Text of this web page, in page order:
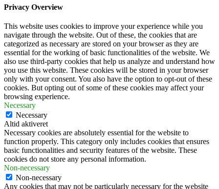
Privacy Overview
This website uses cookies to improve your experience while you
navigate through the website. Out of these, the cookies that are
categorized as necessary are stored on your browser as they are
essential for the working of basic functionalities of the website. We
also use third-party cookies that help us analyze and understand how
you use this website. These cookies will be stored in your browser
only with your consent. You also have the option to opt-out of these
cookies. But opting out of some of these cookies may affect your
browsing experience.
Necessary
Necessary
Altid aktiveret
Necessary cookies are absolutely essential for the website to
function properly. This category only includes cookies that ensures
basic functionalities and security features of the website. These
cookies do not store any personal information.
Non-necessary
Non-necessary
Any cookies that may not be particularly necessary for the website